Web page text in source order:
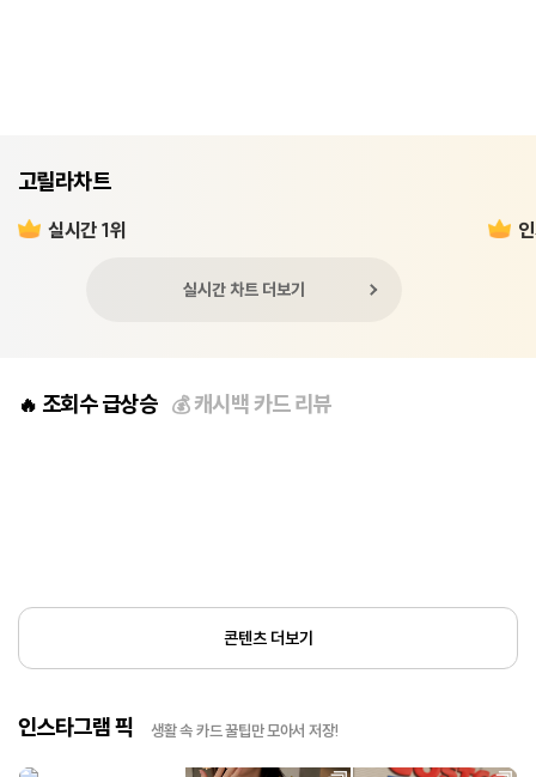
고릴라차트
실시간 1위
실시간 차트 더보기
🔥 조회수 급상승 💰캐시백 카드 리뷰
콘텐츠 더보기
인스타그램 픽 생활 속 카드 꿀팁만 모아서 저장!